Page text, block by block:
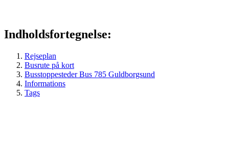
Indholdsfortegnelse:
Rejseplan
Busrute på kort
Busstoppesteder Bus 785 Guldborgsund
Informations
Tags